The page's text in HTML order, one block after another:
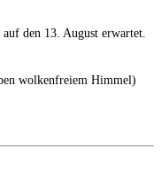
den 13. August erwartet.
wolkenfreiem Himmel)